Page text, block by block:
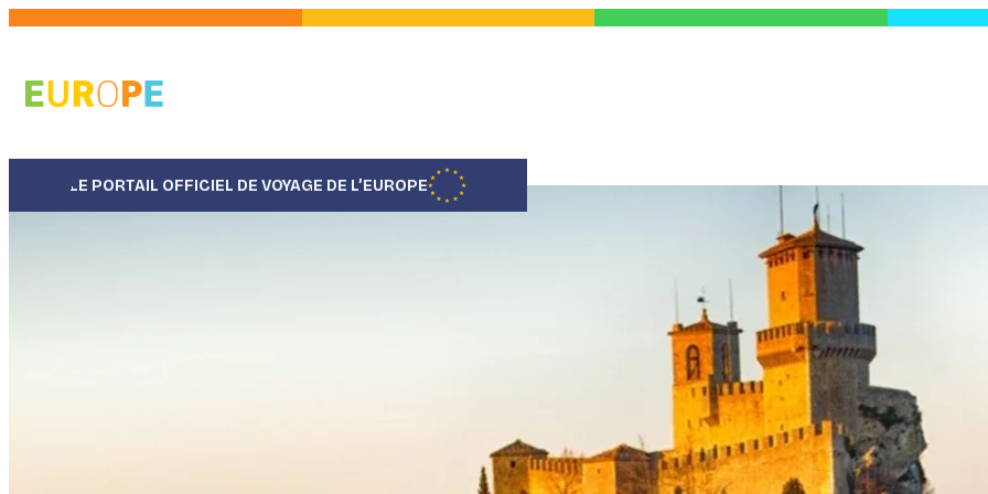
Aller
contenu
principal
LE PORTAIL OFFICIEL DE VOYAGE DE L’EUROPE